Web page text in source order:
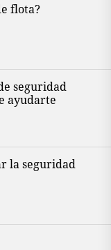
flota?
seguridad
ayudarte
la seguridad